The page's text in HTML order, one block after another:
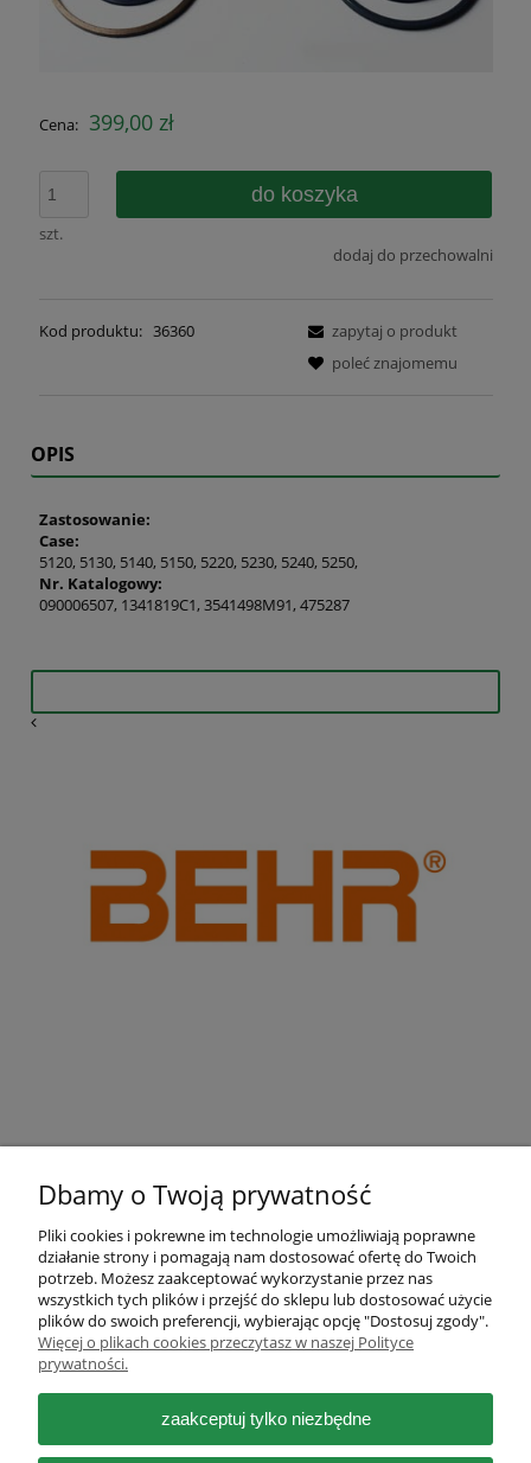
Cena: 399,00 zł
szt.
do koszyka
dodaj do przechowalni
Kod produktu: 36360
zapytaj o produkt
poleć znajomemu
OPIS
Zastosowanie:
Case:
5120, 5130, 5140, 5150, 5220, 5230, 5240, 5250,
Nr. Katalogowy:
090006507, 1341819C1, 3541498M91, 475287
Pomoc
Moje konto
Płatności i dostawa
Informacje
Dbamy o Twoją prywatność
Pliki cookies i pokrewne im technologie umożliwiają poprawne
działanie strony i pomagają nam dostosować ofertę do Twoich
potrzeb. Możesz zaakceptować wykorzystanie przez nas
wszystkich tych plików i przejść do sklepu lub dostosować użycie
plików do swoich preferencji, wybierając opcję "Dostosuj zgody".
Więcej o plikach cookies przeczytasz w naszej Polityce
prywatności.
zaakceptuj tylko niezbędne